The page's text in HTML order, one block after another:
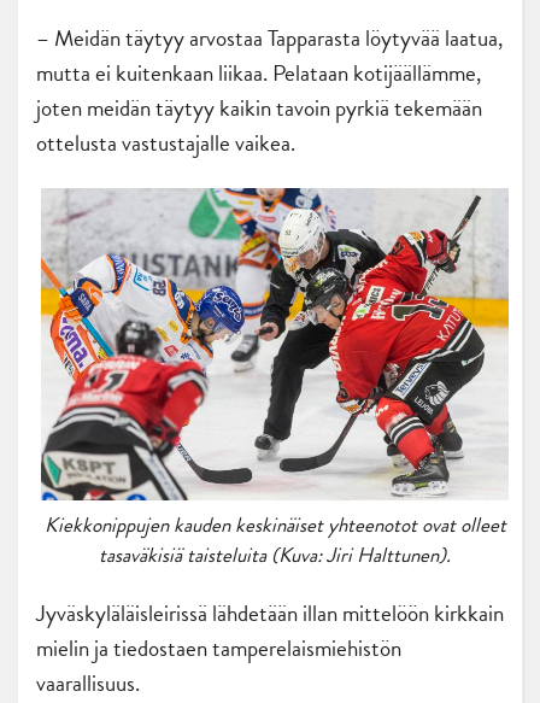
– Meidän täytyy arvostaa Tapparasta löytyvää laatua,
mutta ei kuitenkaan liikaa. Pelataan kotijäällämme,
joten meidän täytyy kaikin tavoin pyrkiä tekemään
ottelusta vastustajalle vaikea.
Kiekkonippujen kauden keskinäiset yhteenotot ovat olleet
tasaväkisiä taisteluita (Kuva: Jiri Halttunen).
Jyväskyläläisleirissä lähdetään illan mittelöön kirkkain
mielin ja tiedostaen tamperelaismiehistön
vaarallisuus.